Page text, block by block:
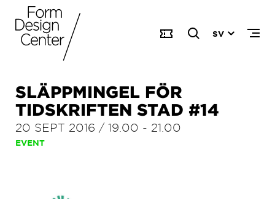
SV
SLÄPPMINGEL FÖR
TIDSKRIFTEN STAD #14
20 SEPT 2016 / 19.00 - 21.00
EVENT